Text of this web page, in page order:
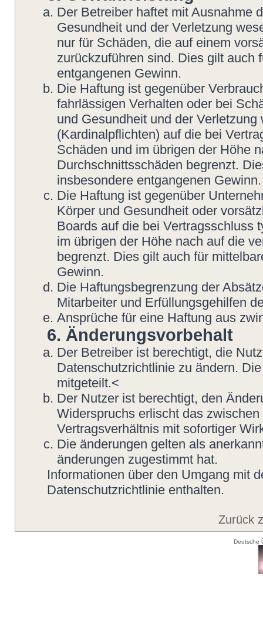
Der Betreiber haftet mit Ausnahme
Gesundheit und der Verletzung
nur für Schäden, die auf einem
zurückzuführen sind. Dies gilt auch
entgangenen Gewinn.
Die Haftung ist gegenüber
fahrlässigen Verhalten oder bei
und Gesundheit und der
(Kardinalpflichten) auf die bei
Schäden und im übrigen der Höhe
Durchschnittsschäden begrenzt.
insbesondere entgangenen Gewinn.
Die Haftung ist gegenüber
Körper und Gesundheit oder
Boards auf die bei Vertragsschluss
im übrigen der Höhe nach auf die
begrenzt. Dies gilt auch für
Gewinn.
Die Haftungsbegrenzung der
Mitarbeiter und Erfüllungsgehilfen
Ansprüche für eine Haftung aus
6. Änderungsvorbehalt
Der Betreiber ist berechtigt, die
Datenschutzrichtlinie zu ändern.
mitgeteilt.<
Der Nutzer ist berechtigt, den
Widerspruchs erlischt das
Vertragsverhältnis mit sofortiger
Die änderungen gelten als
änderungen zugestimmt hat.
Informationen über den Umgang mit
Datenschutzrichtlinie enthalten.
Zurück
Deutsche